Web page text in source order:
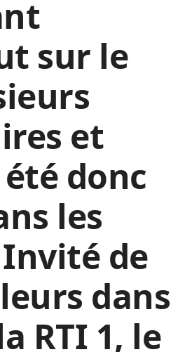
sur le
et
donc
les
de
dans
RTI 1, le